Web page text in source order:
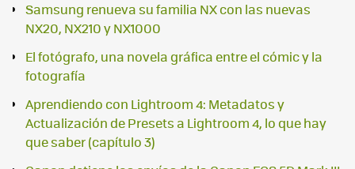
Samsung renueva su familia NX con las nuevas
NX20, NX210 y NX1000
El fotógrafo, una novela gráfica entre el cómic y la
fotografía
Aprendiendo con Lightroom 4: Metadatos y
Actualización de Presets a Lightroom 4, lo que hay
que saber (capítulo 3)